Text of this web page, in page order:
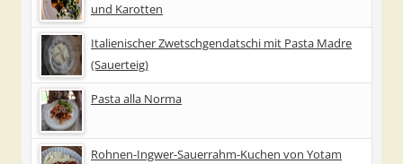
und Karotten
Italienischer Zwetschgendatschi mit Pasta Madre
(Sauerteig)
Pasta alla Norma
Rohnen-Ingwer-Sauerrahm-Kuchen von Yotam